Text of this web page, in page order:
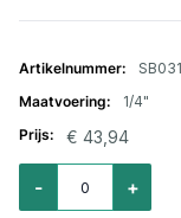
1/4"
€ 43,94
Aantal voor
+
-